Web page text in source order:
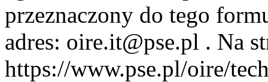
przeznaczony do tego
adres: oire.it@pse.pl . Na
https://www.pse.pl/oire/